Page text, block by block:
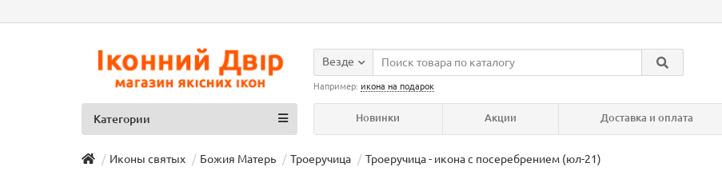
Везде
Например: икона на подарок
Новинки Акции Доставка и оплата
Категории
Иконы святых Божия Матерь Троеручица Троеручица - икона с посеребрением (юл-21)